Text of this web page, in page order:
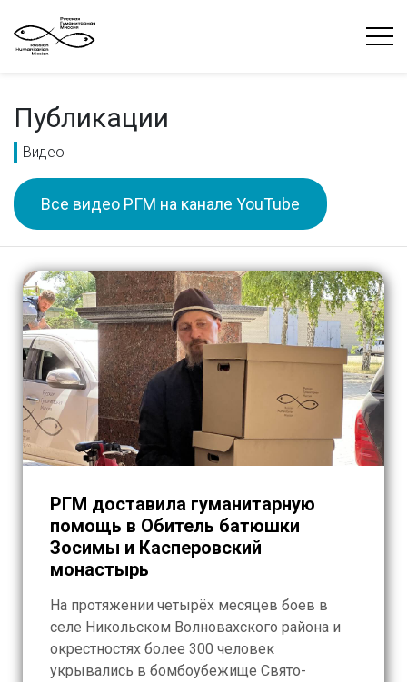
Публикации
Видео
Все видео РГМ на канале YouTube
РГМ доставила гуманитарную
помощь в Обитель батюшки
Зосимы и Касперовский
монастырь
На протяжении четырёх месяцев боев в
селе Никольском Волновахского района и
окрестностях более 300 человек
укрывались в бомбоубежище Свято-